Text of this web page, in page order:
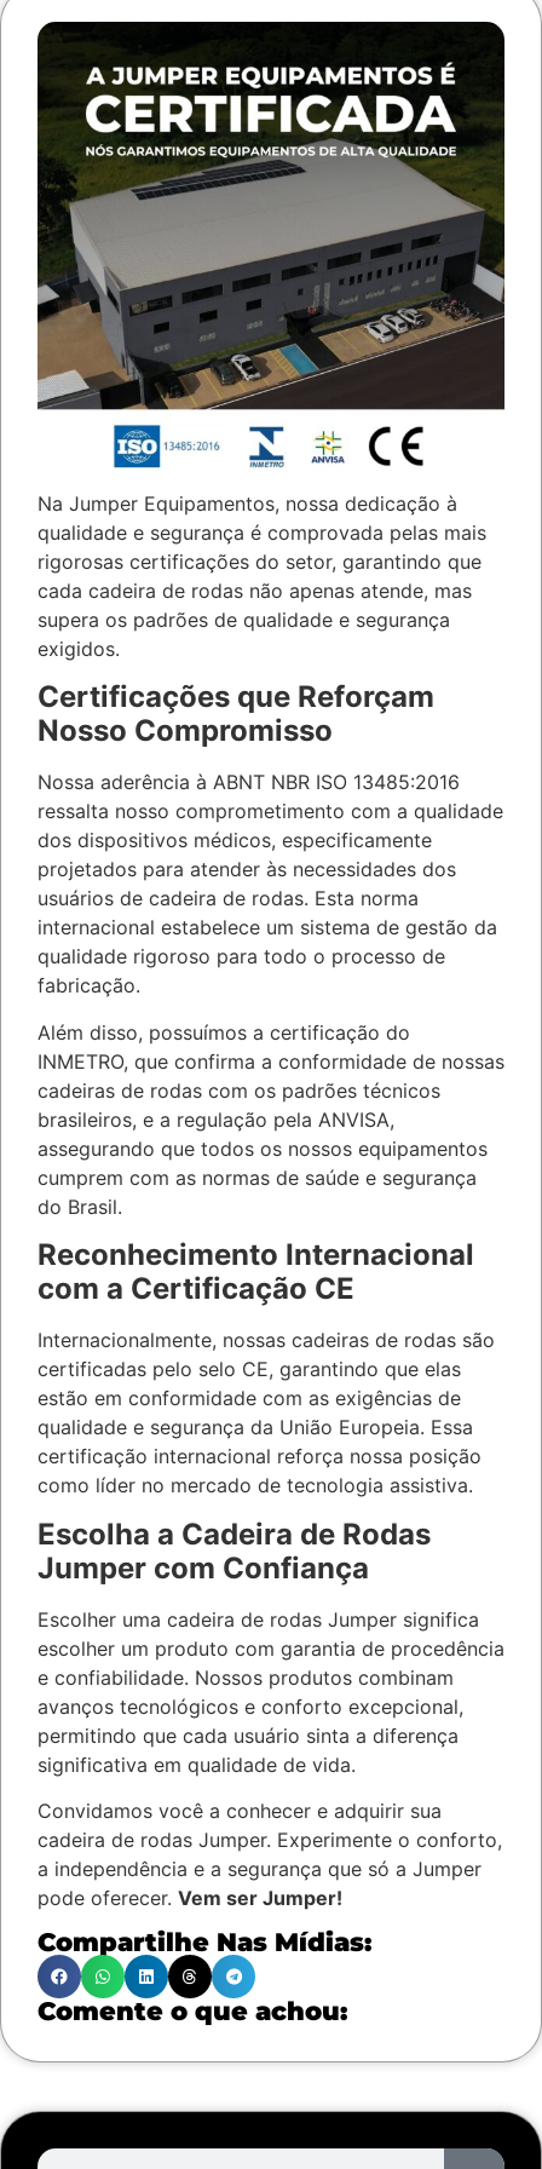
Na Jumper Equipamentos, nossa dedicação à
qualidade e segurança é comprovada pelas mais
rigorosas certificações do setor, garantindo que
cada cadeira de rodas não apenas atende, mas
supera os padrões de qualidade e segurança
exigidos.
Certificações que Reforçam
Nosso Compromisso
Nossa aderência à ABNT NBR ISO 13485:2016
ressalta nosso comprometimento com a qualidade
dos dispositivos médicos, especificamente
projetados para atender às necessidades dos
usuários de cadeira de rodas. Esta norma
internacional estabelece um sistema de gestão da
qualidade rigoroso para todo o processo de
fabricação.
Além disso, possuímos a certificação do
INMETRO, que confirma a conformidade de nossas
cadeiras de rodas com os padrões técnicos
brasileiros, e a regulação pela ANVISA,
assegurando que todos os nossos equipamentos
cumprem com as normas de saúde e segurança
do Brasil.
Reconhecimento Internacional
com a Certificação CE
Internacionalmente, nossas cadeiras de rodas são
certificadas pelo selo CE, garantindo que elas
estão em conformidade com as exigências de
qualidade e segurança da União Europeia. Essa
certificação internacional reforça nossa posição
como líder no mercado de tecnologia assistiva.
Escolha a Cadeira de Rodas
Jumper com Confiança
Escolher uma cadeira de rodas Jumper significa
escolher um produto com garantia de procedência
e confiabilidade. Nossos produtos combinam
avanços tecnológicos e conforto excepcional,
permitindo que cada usuário sinta a diferença
significativa em qualidade de vida.
Convidamos você a conhecer e adquirir sua
cadeira de rodas Jumper. Experimente o conforto,
a independência e a segurança que só a Jumper
pode oferecer. Vem ser Jumper!
Compartilhe Nas Mídias:
Comente o que achou: